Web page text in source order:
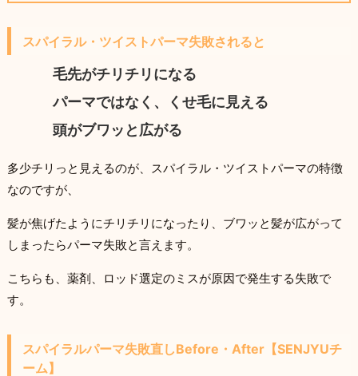
スパイラル・ツイストパーマ失敗されると
毛先がチリチリになる
パーマではなく、くせ毛に見える
頭がブワッと広がる
多少チリっと見えるのが、スパイラル・ツイストパーマの特徴
なのですが、
髪が焦げたようにチリチリになったり、ブワッと髪が広がって
しまったらパーマ失敗と言えます。
こちらも、薬剤、ロッド選定のミスが原因で発生する失敗で
す。
スパイラルパーマ失敗直しBefore・After【SENJYUチ
ーム】